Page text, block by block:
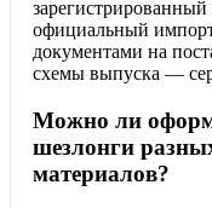
официальный
документами на
схемы выпуска —
Можно ли
шезлонги
материалов?